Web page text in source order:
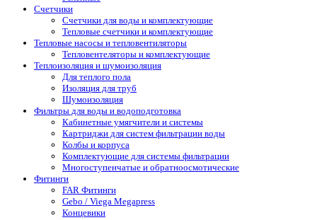
Счетчики
Счетчики для воды и комплектующие
Тепловые счетчики и комплектующие
Тепловые насосы и тепловентиляторы
Тепловентеляторы и комплектующие
Теплоизоляция и шумоизоляция
Для теплого пола
Изоляция для труб
Шумоизоляция
Фильтры для воды и водоподготовка
Кабинетные умягчители и системы
Картриджи для систем фильтрации воды
Колбы и корпуса
Комплектующие для системы фильтрации
Многоступенчатые и обратноосмотические
Фитинги
FAR Фитинги
Gebo / Viega Megapress
Концевики